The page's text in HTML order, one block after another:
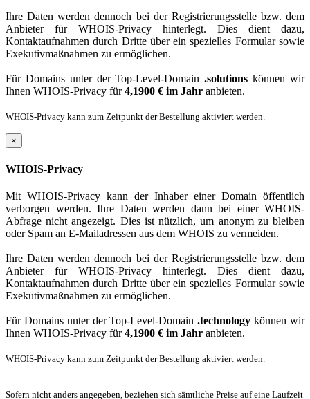
Ihre Daten werden dennoch bei der Registrierungsstelle bzw. dem
Anbieter für WHOIS-Privacy hinterlegt. Dies dient dazu,
Kontaktaufnahmen durch Dritte über ein spezielles Formular sowie
Exekutivmaßnahmen zu ermöglichen.
Für Domains unter der Top-Level-Domain.solutions können wir
Ihnen WHOIS-Privacy für4,1900 € im Jahr anbieten.
WHOIS-Privacy kann zum Zeitpunkt der Bestellung aktiviert werden.
×
WHOIS-Privacy
Mit WHOIS-Privacy kann der Inhaber einer Domain öffentlich
verborgen werden. Ihre Daten werden dann bei einer WHOIS-
Abfrage nicht angezeigt. Dies ist nützlich, um anonym zu bleiben
oder Spam an E-Mailadressen aus dem WHOIS zu vermeiden.
Ihre Daten werden dennoch bei der Registrierungsstelle bzw. dem
Anbieter für WHOIS-Privacy hinterlegt. Dies dient dazu,
Kontaktaufnahmen durch Dritte über ein spezielles Formular sowie
Exekutivmaßnahmen zu ermöglichen.
Für Domains unter der Top-Level-Domain.technology können wir
Ihnen WHOIS-Privacy für4,1900 € im Jahr anbieten.
WHOIS-Privacy kann zum Zeitpunkt der Bestellung aktiviert werden.
Sofern nicht anders angegeben, beziehen sich sämtliche Preise auf eine Laufzeit